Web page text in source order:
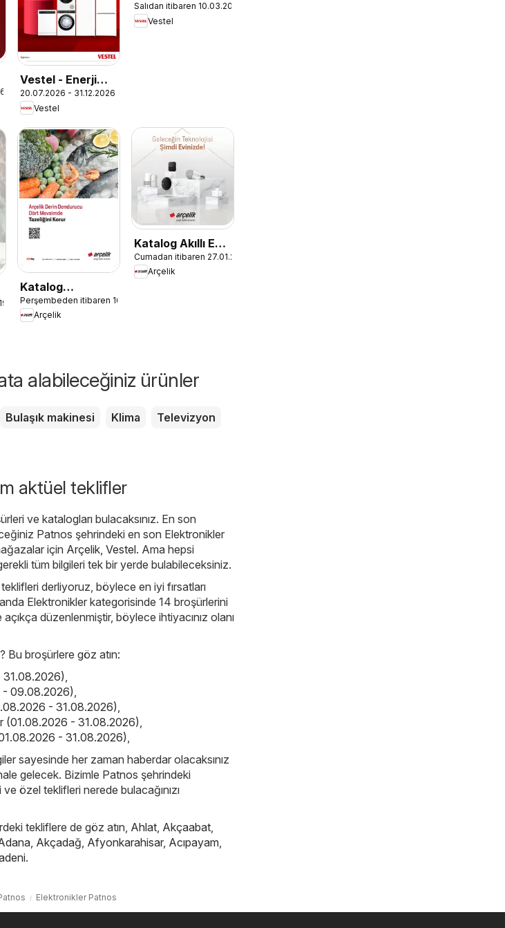
Vestel - Enerji
Sınıfı Broşür
20.07.2026 - 31.12.2026
Vestel
Elektroniği
Katalog
Salıdan itibaren 10.03.2026
Vestel
Katalog
Dondurucu
Kullanımında Püf
Perşembeden itibaren 16.03.2023
Arçelik
Katalog Akıllı Ev
Teknolojileri
Cumadan itibaren 27.01.2023
Arçelik
alabileceğiniz ürünler
Bulaşık makinesi Klima
Televizyon
aktüel teklifler
ve katalogları bulacaksınız. En son
Patnos şehrindeki en son Elektronikler
için Arçelik, Vestel. Ama hepsi
tüm bilgileri tek bir yerde bulabileceksiniz.
derliyoruz, böylece en iyi fırsatları
Elektronikler kategorisinde 14 broşürlerini
düzenlenmiştir, böylece ihtiyacınız olanı
Bu broşürlere göz atın:
,
- 09.08.2026),
- 31.08.2026),
(01.08.2026 - 31.08.2026),
- 31.08.2026),
sayesinde her zaman haberdar olacaksınız
gelecek. Bizimle Patnos şehrindeki
özel teklifleri nerede bulacağınızı
tekliflere de göz atın, Ahlat, Akçaabat,
, Akçadağ, Afyonkarahisar, Acıpayam,
.
Elektronikler Patnos